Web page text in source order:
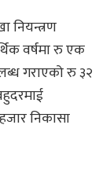
नियन्त्रण
वर्षमा रु एक
गराएको रु ३२
निकासा